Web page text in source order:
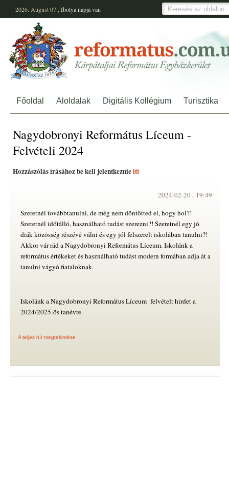
2026. August 07., Ibolyanapja van
Főoldal Aloldalak Digitális Kollégium Turisztika
Nagydobronyi Református Líceum -
Felvételi 2024
Hozzászólás írásához be kell jelentkeznieitt
2024-02-20 - 19:49
Szeretnél továbbtanulni, de még nem döntötted el, hogy hol?!
Szeretnél időtálló, használható tudást szerezni?! Szeretnél egy jó
diák közösség részévé válni és egy jól felszerelt iskolában tanulni?!
Akkor vár rád a Nagydobronyi Református Líceum. Iskolánk a
református értékeket és használható tudást modern formában adja át a
tanulni vágyó fiataloknak.
Iskolánk a Nagydobronyi Református Líceum felvételt hirdet a
2024/2025-ös tanévre.
A teljes hír megtekintése